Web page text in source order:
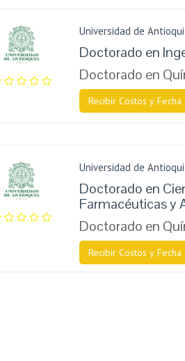
Universidad de
Doctorado en
Doctorado en
Recibir Costos y
Universidad de
Doctorado en
Farmacéuticas y
Doctorado en
Recibir Costos y